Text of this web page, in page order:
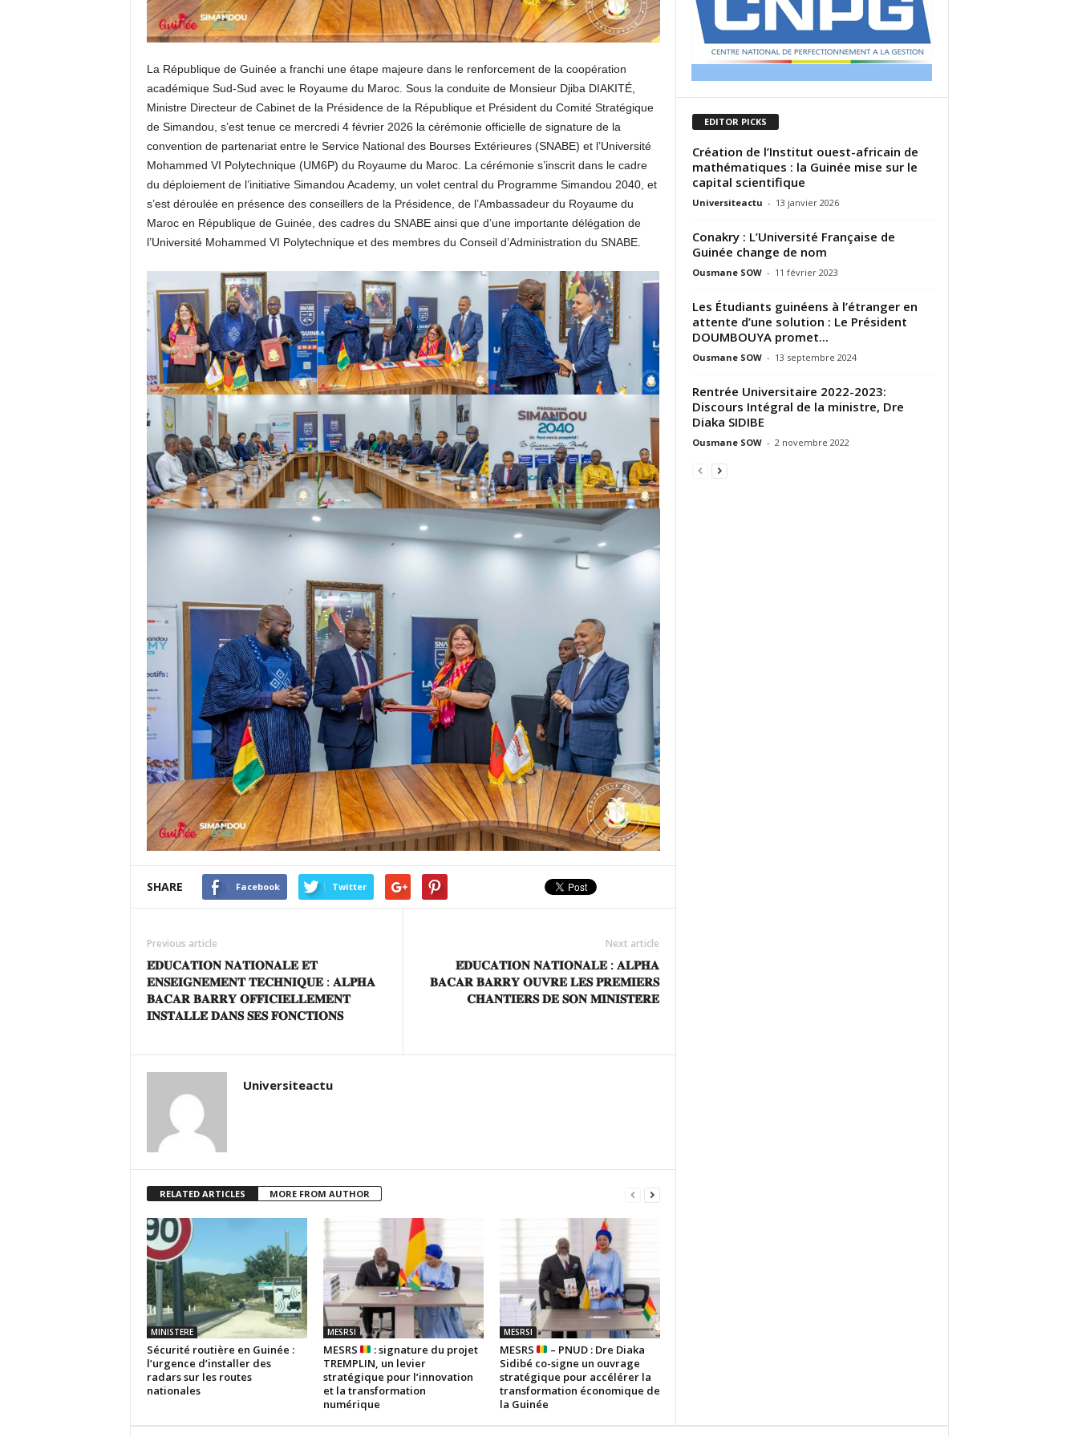
La République de Guinée a franchi une étape majeure dans le renforcement de la coopération
académique Sud-Sud avec le Royaume du Maroc. Sous la conduite de Monsieur Djiba DIAKITÉ,
Ministre Directeur de Cabinet de la Présidence de la République et Président du Comité Stratégique
de Simandou, s’est tenue ce mercredi 4 février 2026 la cérémonie officielle de signature de la
convention de partenariat entre le Service National des Bourses Extérieures (SNABE) et l’Université
Mohammed VI Polytechnique (UM6P) du Royaume du Maroc. La cérémonie s’inscrit dans le cadre
du déploiement de l’initiative Simandou Academy, un volet central du Programme Simandou 2040, et
s’est déroulée en présence des conseillers de la Présidence, de l’Ambassadeur du Royaume du
Maroc en République de Guinée, des cadres du SNABE ainsi que d’une importante délégation de
l’Université Mohammed VI Polytechnique et des membres du Conseil d’Administration du SNABE.
SHARE Facebook Twitter
Previous article
𝐄́𝐃𝐔𝐂𝐀𝐓𝐈𝐎𝐍 𝐍𝐀𝐓𝐈𝐎𝐍𝐀𝐋𝐄 𝐄𝐓
𝐄𝐍𝐒𝐄𝐈𝐆𝐍𝐄𝐌𝐄𝐍𝐓 𝐓𝐄𝐂𝐇𝐍𝐈𝐐𝐔𝐄 : 𝐀𝐋𝐏𝐇𝐀
𝐁𝐀𝐂𝐀𝐑 𝐁𝐀𝐑𝐑𝐘 𝐎𝐅𝐅𝐈𝐂𝐈𝐄𝐋𝐋𝐄𝐌𝐄𝐍𝐓
𝐈𝐍𝐒𝐓𝐀𝐋𝐋𝐄́ 𝐃𝐀𝐍𝐒 𝐒𝐄𝐒 𝐅𝐎𝐍𝐂𝐓𝐈𝐎𝐍𝐒
Next article
𝐄́𝐃𝐔𝐂𝐀𝐓𝐈𝐎𝐍 𝐍𝐀𝐓𝐈𝐎𝐍𝐀𝐋𝐄 : 𝐀𝐋𝐏𝐇𝐀
𝐁𝐀𝐂𝐀𝐑 𝐁𝐀𝐑𝐑𝐘 𝐎𝐔𝐕𝐑𝐄 𝐋𝐄𝐒 𝐏𝐑𝐄𝐌𝐈𝐄𝐑𝐒
𝐂𝐇𝐀𝐍𝐓𝐈𝐄𝐑𝐒 𝐃𝐄 𝐒𝐎𝐍 𝐌𝐈𝐍𝐈𝐒𝐓𝐄̀𝐑𝐄
Universiteactu
RELATED ARTICLES MORE FROM AUTHOR
MINISTERE
Sécurité routière en Guinée :
l’urgence d’installer des
radars sur les routes
nationales
MESRSI
MESRS
: signature du projet
TREMPLIN, un levier
stratégique pour l’innovation
et la transformation
numérique
MESRSI
MESRS
– PNUD : Dre Diaka
Sidibé co-signe un ouvrage
stratégique pour accélérer la
transformation économique de
la Guinée
EDITOR PICKS
Création de l’Institut ouest-africain de
mathématiques : la Guinée mise sur le
capital scientifique
Universiteactu - 13 janvier 2026
Conakry : L’Université Française de
Guinée change de nom
Ousmane SOW - 11 février 2023
Les Étudiants guinéens à l’étranger en
attente d’une solution : Le Président
DOUMBOUYA promet...
Ousmane SOW - 13 septembre 2024
Rentrée Universitaire 2022-2023:
Discours Intégral de la ministre, Dre
Diaka SIDIBE
Ousmane SOW - 2 novembre 2022